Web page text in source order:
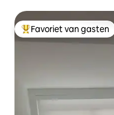
Topfavoriet van gasten
Favoriet van gasten